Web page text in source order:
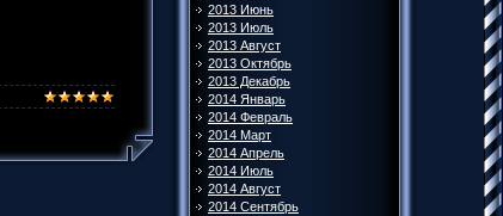
2013 Июнь
2013 Июль
2013 Август
2013 Октябрь
2013 Декабрь
2014 Январь
2014 Февраль
2014 Март
2014 Апрель
2014 Июль
2014 Август
2014 Сентябрь